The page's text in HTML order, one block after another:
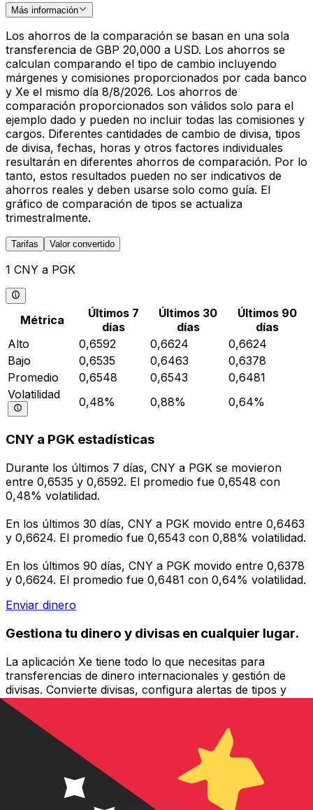
Más información
Los ahorros de la comparación se basan en una sola
transferencia de GBP 20,000 a USD. Los ahorros se
calculan comparando el tipo de cambio incluyendo
márgenes y comisiones proporcionados por cada banco
y Xe el mismo día 8/8/2026. Los ahorros de
comparación proporcionados son válidos solo para el
ejemplo dado y pueden no incluir todas las comisiones y
cargos. Diferentes cantidades de cambio de divisa, tipos
de divisa, fechas, horas y otros factores individuales
resultarán en diferentes ahorros de comparación. Por lo
tanto, estos resultados pueden no ser indicativos de
ahorros reales y deben usarse solo como guía. El
gráfico de comparación de tipos se actualiza
trimestralmente.
Tarifas Valor convertido
1 CNY a PGK
Métrica
Últimos 7
días
Últimos 30
días
Últimos 90
días
Alto
0,6592 0,6624
0,6624
Bajo
0,6535 0,6463
0,6378
Promedio
0,6548 0,6543
0,6481
Volatilidad
0,48% 0,88% 0,64%
CNY a PGK estadísticas
Durante los últimos 7 días, CNY a PGK se movieron
entre 0,6535 y 0,6592. El promedio fue 0,6548 con
0,48% volatilidad.
En los últimos 30 días, CNY a PGK movido entre 0,6463
y 0,6624. El promedio fue 0,6543 con 0,88% volatilidad.
En los últimos 90 días, CNY a PGK movido entre 0,6378
y 0,6624. El promedio fue 0,6481 con 0,64% volatilidad.
Enviar dinero
Gestiona tu dinero y divisas en cualquier lugar.
La aplicación Xe tiene todo lo que necesitas para
transferencias de dinero internacionales y gestión de
divisas. Convierte divisas, configura alertas de tipos y
transfiere dinero al extranjero sin comisiones ocultas.
¡Descarga hoy!